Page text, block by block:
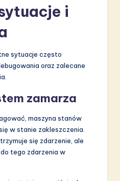
i
sytuacje często
oraz zalecane
zamarza
maszyna stanów
w stanie zakleszczenia.
się zdarzenie, ale
tego zdarzenia w